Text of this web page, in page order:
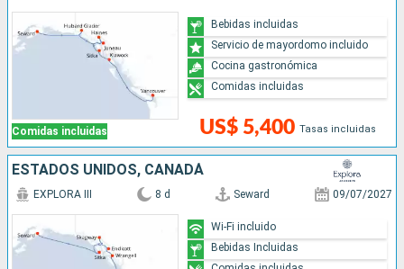
Comidas incluidas US$ 5,400 Tasas incluidas
Bebidas incluidas
Servicio de mayordomo incluido
Cocina gastronómica
Comidas incluidas
ESTADOS UNIDOS, CANADÁ
EXPLORA III 8 d Seward 09/07/2027
Wi-Fi incluido
Bebidas Incluidas